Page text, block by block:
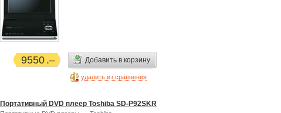
9550 Добавить в корзину
удалить из сравнения
Портативный DVD плеер Toshiba SD-P92SKR